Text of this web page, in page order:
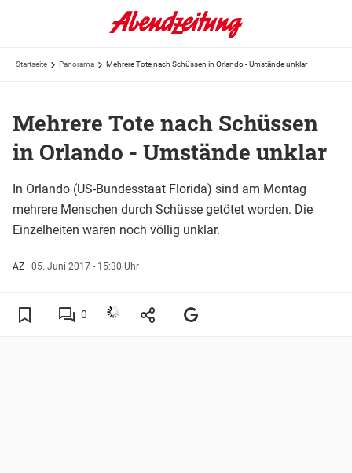
Startseite Panorama Mehrere Tote nach Schüssen in Orlando - Umstände unklar
Mehrere Tote nach Schüssen
in Orlando - Umstände unklar
In Orlando (US-Bundesstaat Florida) sind am Montag
mehrere Menschen durch Schüsse getötet worden. Die
Einzelheiten waren noch völlig unklar.
AZ | 05. Juni 2017 - 15:30 Uhr
0